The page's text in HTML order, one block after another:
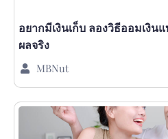
อยากมีเงินเก็บ ลองวิธีออมเงิ
ผลจริง
MBNut